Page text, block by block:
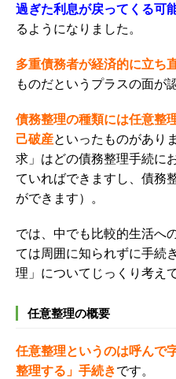
過ぎた利息が戻ってくる可
るようになりました。
多重債務者が経済的に立ち
ものだというプラスの面が
債務整理の種類には任意整
己破産といったものがあり
求」はどの債務整理手続に
ていればできますし、債務
ができます）。
では、中でも比較的生活へ
ては周囲に知られずに手続
理」についてじっくり考え
任意整理の概要
任意整理というのは呼んで
整理する」手続きです。